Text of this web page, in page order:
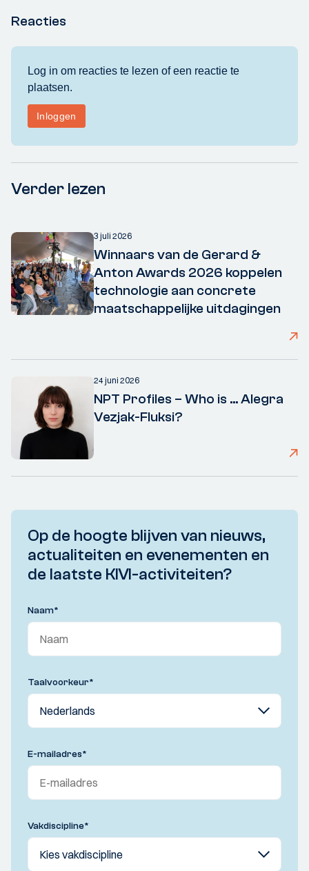
Reacties
Verder lezen
3 juli 2026
Winnaars van de Gerard &
Anton Awards 2026 koppelen
technologie aan concrete
maatschappelijke uitdagingen
24 juni 2026
NPT Profiles – Who is ... Alegra
Vezjak-Fluksi?
Op de hoogte blijven van nieuws,
actualiteiten en evenementen en
de laatste KIVI-activiteiten?
Naam*
Taalvoorkeur*
E-mailadres*
Vakdiscipline*